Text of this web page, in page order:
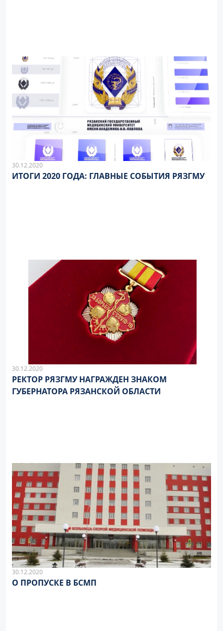
30.12.2020
ИТОГИ 2020 ГОДА: ГЛАВНЫЕ СОБЫТИЯ РЯЗГМУ
30.12.2020
РЕКТОР РЯЗГМУ НАГРАЖДЕН ЗНАКОМ
ГУБЕРНАТОРА РЯЗАНСКОЙ ОБЛАСТИ
30.12.2020
О ПРОПУСКЕ В БСМП